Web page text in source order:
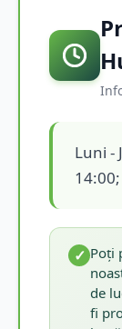
Luni -
✓ Poți
de
fi